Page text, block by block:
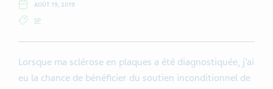
AOÛT 19, 2019
SP
Lorsque ma sclérose en plaques a été diagnostiquée, j’ai
eu la chance de bénéficier du soutien inconditionnel de